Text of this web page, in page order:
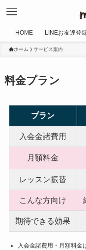
HOME LINEお友達登
ホーム サービス案内
料金プラン
プラン
入会金諸費用
月額料金
レッスン振替
こんな方向け
期待できる効果
入会金諸費用・月額料金